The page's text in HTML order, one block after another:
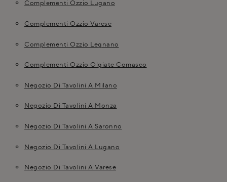
Complementi Ozzio Lugano
Complementi Ozzio Varese
Complementi Ozzio Legnano
Complementi Ozzio Olgiate Comasco
Negozio Di Tavolini A Milano
Negozio Di Tavolini A Monza
Negozio Di Tavolini A Saronno
Negozio Di Tavolini A Lugano
Negozio Di Tavolini A Varese